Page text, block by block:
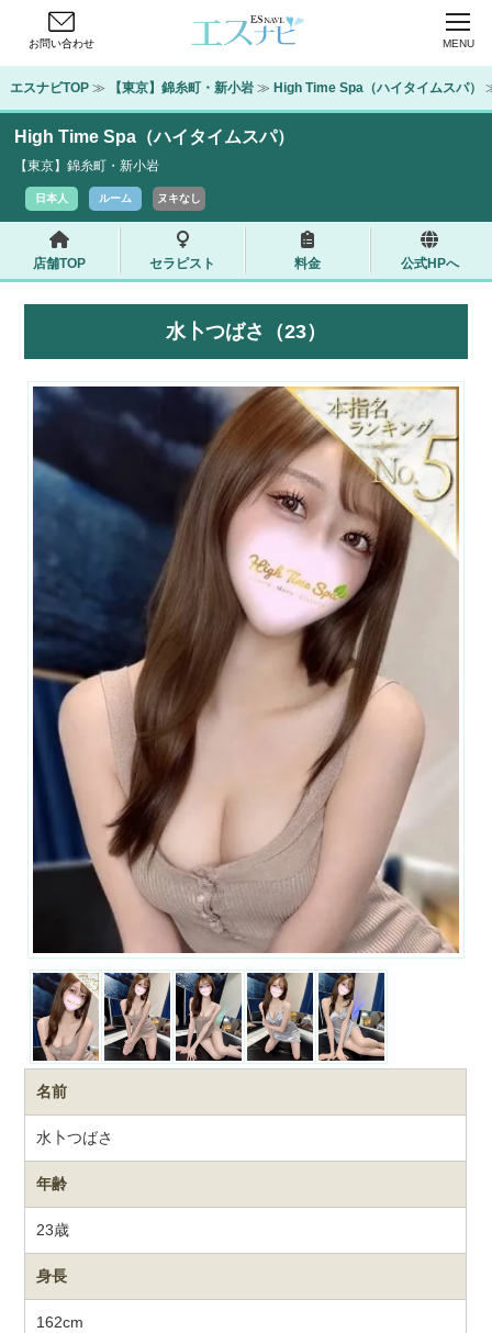
お問い合わせ MENU
エスナビTOP ≫ 【東京】錦糸町・新小岩 ≫ High Time Spa（ハイタイムスパ）
High Time Spa（ハイタイムスパ）
【東京】錦糸町・新小岩
日本人 ルーム ヌキなし
店舗TOP セラピスト 料金 公式HPへ
水卜つばさ（23）
名前
水卜つばさ
年齢
23歳
身長
162cm